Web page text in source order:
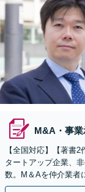
M&A・事業
【全国対応】【著書
タートアップ企業、
数。M＆Aを仲介業者
や契約書作成・交渉